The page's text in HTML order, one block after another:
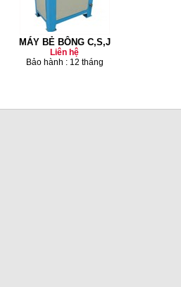
MÁY BẺ BÔNG C,S,J
Liên hệ
Bảo hành : 12 tháng